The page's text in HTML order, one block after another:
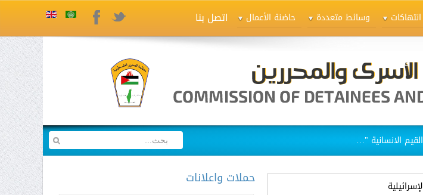
انتهاكات وسائط متعددة حاضنة الأعمال اتصل بنا FacebookTwitter
حملات واعلانات